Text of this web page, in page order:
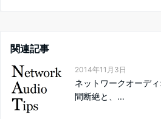
関連記事
2014年11月3日
ネットワークオーデ
間断絶と、...